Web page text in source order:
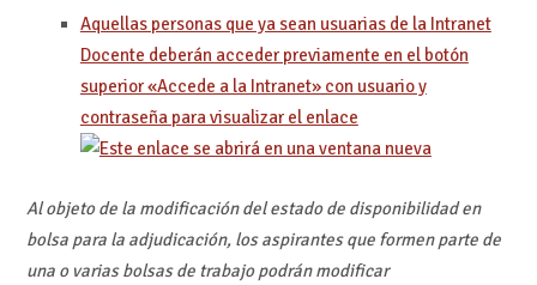
Aquellas personas que ya sean usuarias de la Intranet
Docente deberán acceder previamente en el botón
superior «Accede a la Intranet» con usuario y
contraseña para visualizar el enlace
Al objeto de la modificación del estado de disponibilidad en
bolsa para la adjudicación, los aspirantes que formen parte de
una o varias bolsas de trabajo podrán modificar